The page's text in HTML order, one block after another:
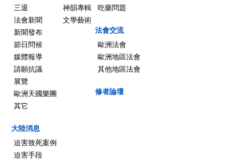
三退
法會新聞
新聞發布
節日問候
媒體報導
請願抗議
展覽
歐洲天國樂團
其它
大陸消息
迫害致死案例
迫害手段
神韻專輯
文學藝術
吃藥問題
法會交流
歐洲法會
歐洲地區法會
其他地區法會
修者論壇